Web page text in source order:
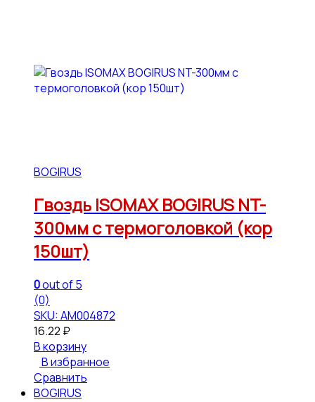
BOGIRUS
Гвоздь ISOMAX BOGIRUS NT-
300мм с термоголовкой (кор
150шт)
0out of 5
(0)
SKU: АМ004872
16.22 ₽
В корзину
В избранное
Сравнить
BOGIRUS